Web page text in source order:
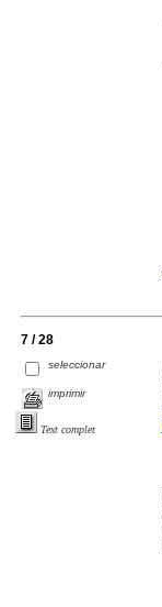
7 / 28
seleccionar
imprimir
Text complet